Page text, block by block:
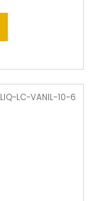
LIQ-LC-VANIL-10-6